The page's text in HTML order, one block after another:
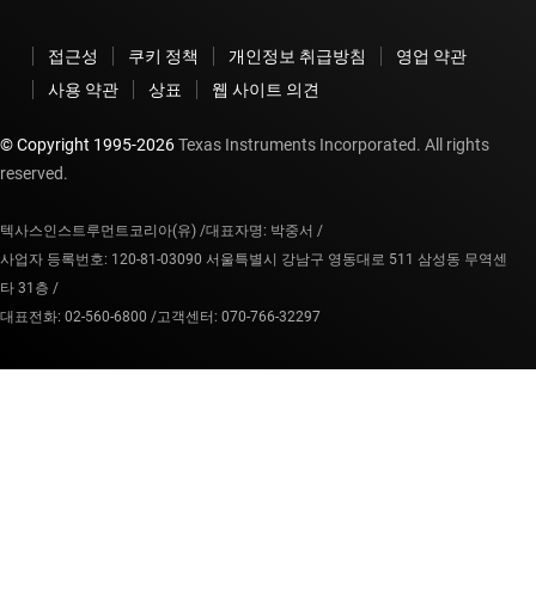
접근성 쿠키 정책 개인정보 취급방침
영업 약관
사용 약관
상표 웹 사이트 의견
© Copyright 1995-2026Texas Instruments Incorporated. All rights
reserved.
텍사스인스트루먼트코리아(유) /대표자명: 박중서 /
사업자 등록번호: 120-81-03090 서울특별시 강남구 영동대로 511 삼성동 무역센
타 31층 /
대표전화: 02-560-6800 /고객센터: 070-766-32297